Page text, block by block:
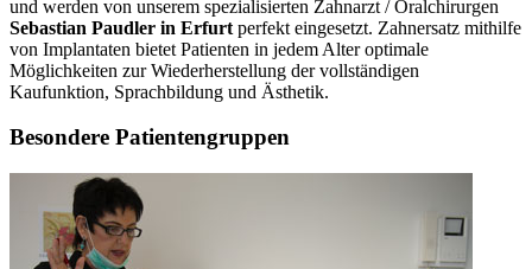
und werden von unserem spezialisierten Zahnarzt / Oralchirurgen
Sebastian Paudler in Erfurt perfekt eingesetzt. Zahnersatz mithilfe
von Implantaten bietet Patienten in jedem Alter optimale
Möglichkeiten zur Wiederherstellung der vollständigen
Kaufunktion, Sprachbildung und Ästhetik.
Besondere Patientengruppen